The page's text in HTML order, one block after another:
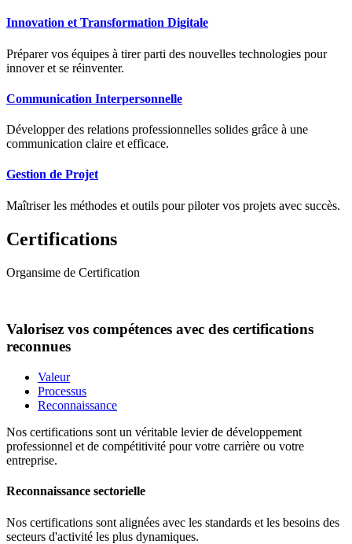
Innovation et Transformation Digitale
Préparer vos équipes à tirer parti des nouvelles technologies pour
innover et se réinventer.
Communication Interpersonnelle
Développer des relations professionnelles solides grâce à une
communication claire et efficace.
Gestion de Projet
Maîtriser les méthodes et outils pour piloter vos projets avec succès.
Certifications
Organsime de Certification
Valorisez vos compétences avec des certifications
reconnues
Valeur
Processus
Reconnaissance
Nos certifications sont un véritable levier de développement
professionnel et de compétitivité pour votre carrière ou votre
entreprise.
Reconnaissance sectorielle
Nos certifications sont alignées avec les standards et les besoins des
secteurs d'activité les plus dynamiques.